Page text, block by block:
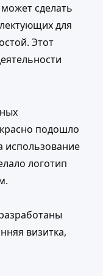
сделать
для
Этот
подошло
использование
логотип
визитка,